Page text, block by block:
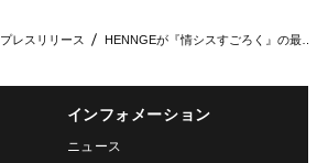
プレスリリース
インフォメーション
ニュース